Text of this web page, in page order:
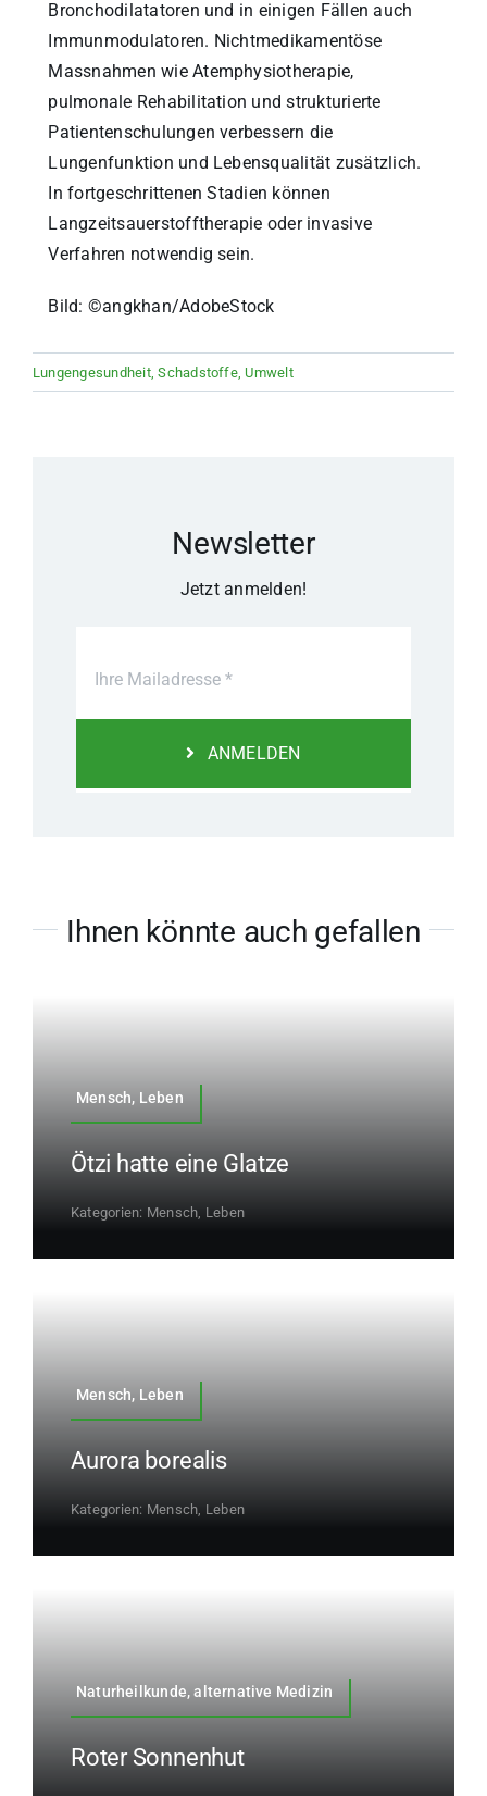
Bronchodilatatoren und in einigen Fällen auch
Immunmodulatoren. Nichtmedikamentöse
Massnahmen wie Atemphysiotherapie,
pulmonale Rehabilitation und strukturierte
Patientenschulungen verbessern die
Lungenfunktion und Lebensqualität zusätzlich.
In fortgeschrittenen Stadien können
Langzeitsauerstofftherapie oder invasive
Verfahren notwendig sein.
Bild: ©angkhan/AdobeStock
Lungengesundheit,Schadstoffe, Umwelt
Newsletter
Jetzt anmelden!
ANMELDEN
Ihnen könnte auch gefallen
Mensch, Leben
Ötzi hatte eine Glatze
Kategorien: Mensch, Leben
Mensch, Leben
Aurora borealis
Kategorien: Mensch, Leben
Naturheilkunde, alternative Medizin
Roter Sonnenhut